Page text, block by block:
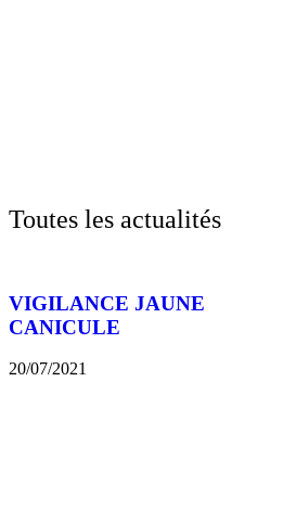
Toutes les actualités
VIGILANCE JAUNE
CANICULE
20/07/2021